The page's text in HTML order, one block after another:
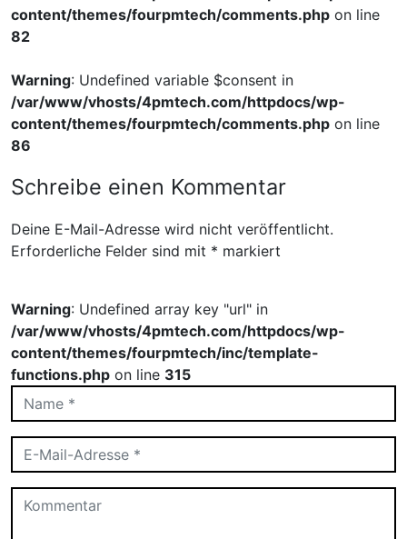
content/themes/fourpmtech/comments.php on line
82
Warning: Undefined variable $consent in
/var/www/vhosts/4pmtech.com/httpdocs/wp-
content/themes/fourpmtech/comments.php on line
86
Schreibe einen Kommentar
Deine E-Mail-Adresse wird nicht veröffentlicht.
Erforderliche Felder sind mit * markiert
Warning: Undefined array key "url" in
/var/www/vhosts/4pmtech.com/httpdocs/wp-
content/themes/fourpmtech/inc/template-
functions.php on line 315